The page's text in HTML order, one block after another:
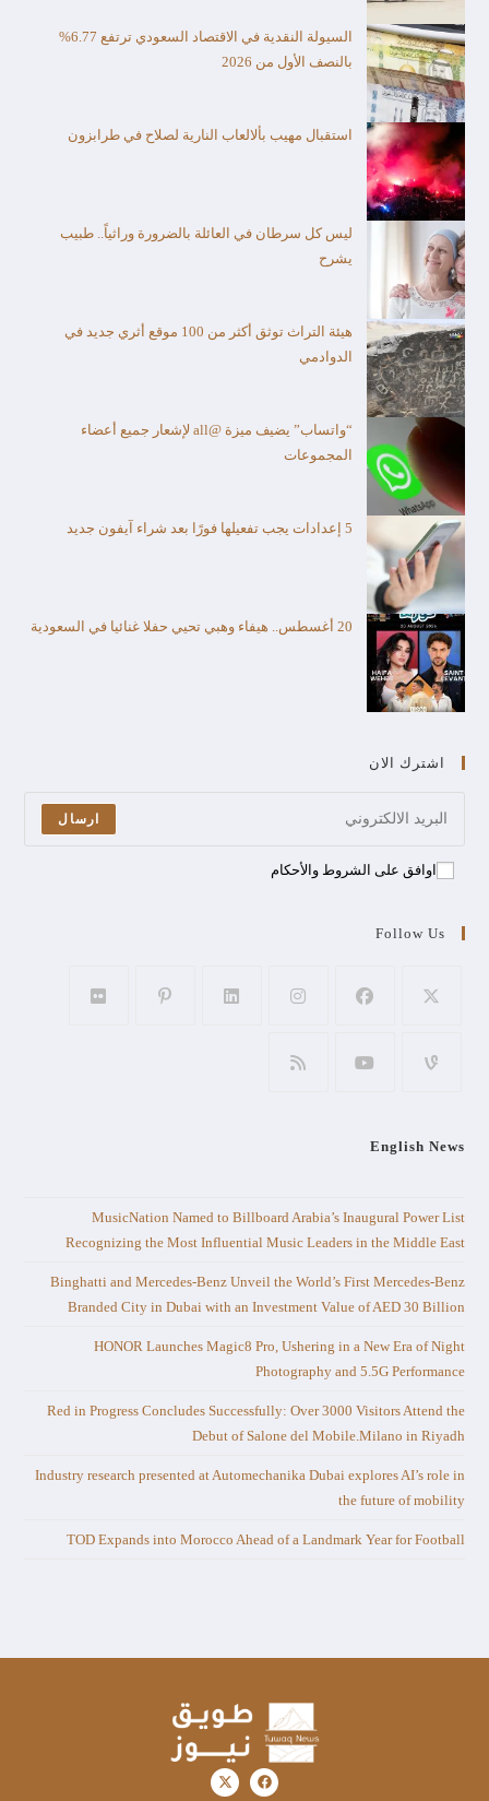
السيولة النقدية في الاقتصاد السعودي ترتفع 6.77%
بالنصف الأول من 2026
استقبال مهيب بألالعاب النارية لصلاح في طرابزون
ليس كل سرطان في العائلة بالضرورة وراثياً.. طبيب
يشرح
هيئة التراث توثق أكثر من 100 موقع أثري جديد في
الدوادمي
“واتساب” يضيف ميزة @all لإشعار جميع أعضاء
المجموعات
5 إعدادات يجب تفعيلها فورًا بعد شراء آيفون جديد
20 أغسطس.. هيفاء وهبي تحيي حفلا غنائيا في السعودية
اشترك الان
ارسال
اوافق على الشروط والأحكام
Follow Us
English News
MusicNation Named to Billboard Arabia’s Inaugural Power List
Recognizing the Most Influential Music Leaders in the Middle East
Binghatti and Mercedes-Benz Unveil the World’s First Mercedes-Benz
Branded City in Dubai with an Investment Value of AED 30 Billion
HONOR Launches Magic8 Pro, Ushering in a New Era of Night
Photography and 5.5G Performance
Red in Progress Concludes Successfully: Over 3000 Visitors Attend the
Debut of Salone del Mobile.Milano in Riyadh
Industry research presented at Automechanika Dubai explores AI’s role in
the future of mobility
TOD Expands into Morocco Ahead of a Landmark Year for Football